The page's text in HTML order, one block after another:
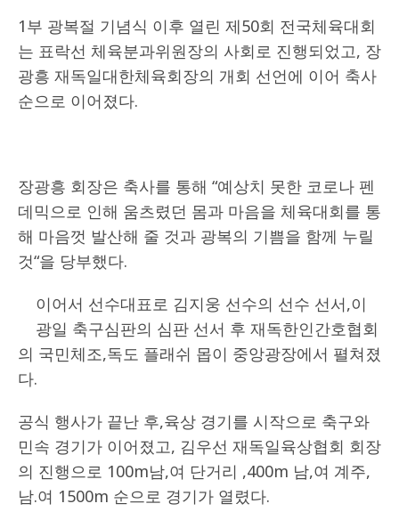
1부 광복절 기념식 이후 열린 제50회 전국체육대회
는 표락선 체육분과위원장의 사회로 진행되었고, 장
광흥 재독일대한체육회장의 개회 선언에 이어 축사
순으로 이어졌다.
장광흥 회장은 축사를 통해 “예상치 못한 코로나 펜
데믹으로 인해 움츠렸던 몸과 마음을 체육대회를 통
해 마음껏 발산해 줄 것과 광복의 기쁨을 함께 누릴
것“을 당부했다.
이어서 선수대표로 김지웅 선수의 선수 선서,이
광일 축구심판의 심판 선서 후 재독한인간호협회
의 국민체조,독도 플래쉬 몹이 중앙광장에서 펼쳐졌
다.
공식 행사가 끝난 후,육상 경기를 시작으로 축구와
민속 경기가 이어졌고, 김우선 재독일육상협회 회장
의 진행으로 100m남,여 단거리 ,400m 남,여 계주,
남.여 1500m 순으로 경기가 열렸다.